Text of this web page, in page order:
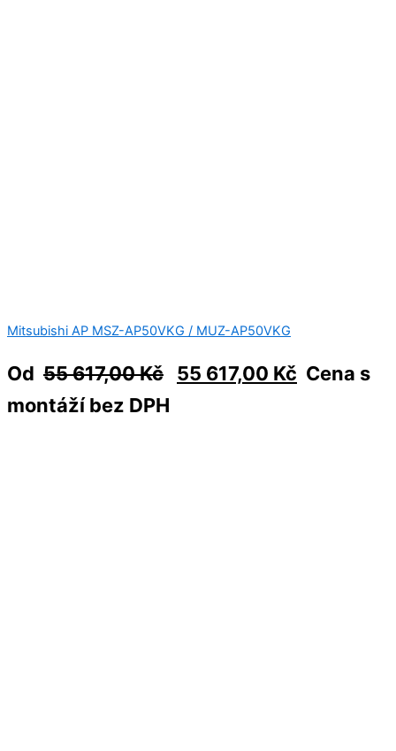
Mitsubishi AP MSZ-AP50VKG / MUZ-AP50VKG
Od 55 617,00Kč 55 617,00 Kč Cena s
montáží bez DPH